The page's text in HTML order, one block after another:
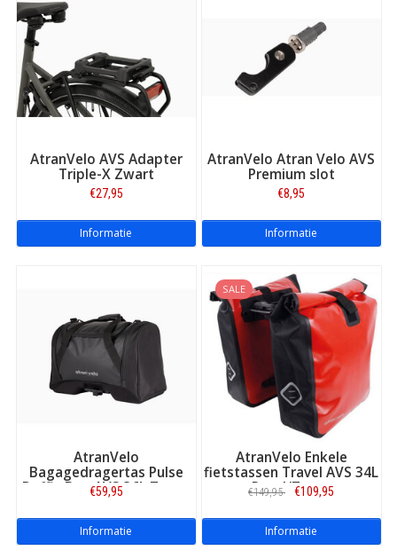
AtranVelo AVS Adapter
Triple-X Zwart
€27,95
Informatie
AtranVelo Atran Velo AVS
Premium slot
€8,95
Informatie
AtranVelo
Bagagedragertas Pulse
Duffle Bag AVS 36L Zwart
€59,95
Informatie
SALE
AtranVelo Enkele
fietstassen Travel AVS 34L
Rood/Zwart
€149,95 €109,95
Informatie